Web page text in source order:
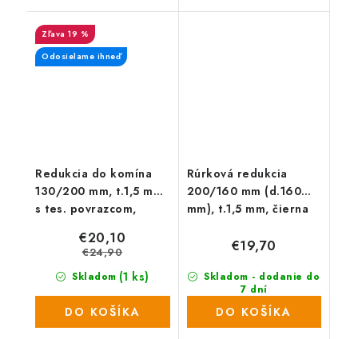
Redukcia do komína
130/200 mm, t.1,5 mm
s tes. povrazcom,
19 %
Odosielame ihneď
Skladom (1 ks)
€20,10
€24,90
DO KOŠÍKA
Rúrková redukcia
200/160 mm (d.160
mm), t.1,5 mm, čierna
Skladom - dodanie do
7 dní
(5 ks)
€19,70
DO KOŠÍKA